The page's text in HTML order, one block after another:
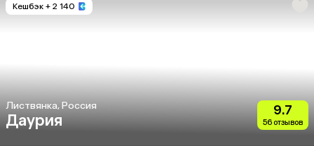
Кешбэк + 2 140
Листвянка, Россия
Даурия
9.7
56 отзывов